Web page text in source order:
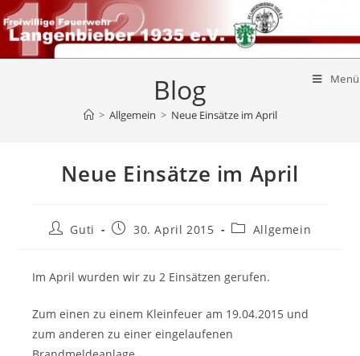
Menü
Blog
> Allgemein > Neue Einsätze im April
Neue Einsätze im April
Guti 30. April 2015 Allgemein
Im April wurden wir zu 2 Einsätzen gerufen.
Zum einen zu einem Kleinfeuer am 19.04.2015 und
zum anderen zu einer eingelaufenen